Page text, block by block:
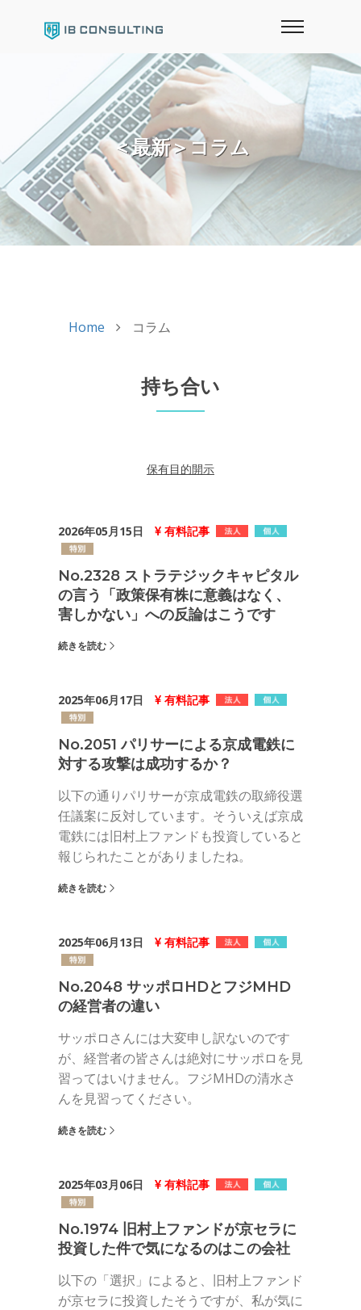
＜最新＞コラム
Home コラム
持ち合い
保有目的開示
2026年05月15日 有料記事
No.2328 ストラテジックキャピタル
の言う「政策保有株に意義はなく、
害しかない」への反論はこうです
続きを読む
2025年06月17日 有料記事
No.2051 パリサーによる京成電鉄に
対する攻撃は成功するか？
以下の通りパリサーが京成電鉄の取締役選
任議案に反対しています。そういえば京成
電鉄には旧村上ファンドも投資していると
報じられたことがありましたね。
続きを読む
2025年06月13日 有料記事
No.2048 サッポロHDとフジMHD
の経営者の違い
サッポロさんには大変申し訳ないのです
が、経営者の皆さんは絶対にサッポロを見
習ってはいけません。フジMHDの清水さ
んを見習ってください。
続きを読む
2025年03月06日 有料記事
No.1974 旧村上ファンドが京セラに
投資した件で気になるのはこの会社
以下の「選択」によると、旧村上ファンド
が京セラに投資したそうですが、私が気に